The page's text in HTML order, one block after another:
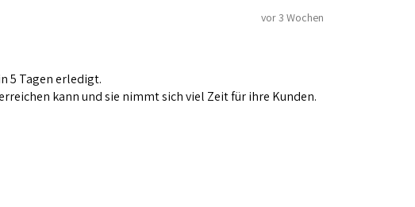
vor 3 Wochen
5 Tagen erledigt.
kann und sie nimmt sich viel Zeit für ihre Kunden.